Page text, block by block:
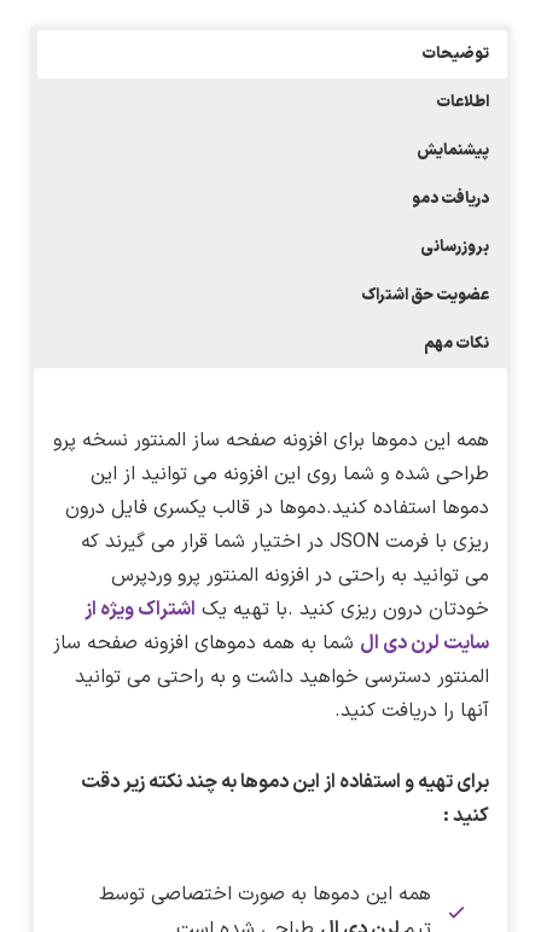
توضیحات
اطلاعات
پیشنمایش
دریافت دمو
بروزرسانی
عضویت حق اشتراک
نکات مهم
همه این دموها برای افزونه صفحه ساز المنتور نسخه پرو
طراحی شده و شما روی این افزونه می توانید از این
دموها استفاده کنید.دموها در قالب یکسری فایل درون
ریزی با فرمت JSON در اختیار شما قرار می گیرند که
می توانید به راحتی در افزونه المنتور پرو وردپرس
خودتان درون ریزی کنید .با تهیه یک اشتراک ویژه از
سایت لرن دی ال شما به همه دموهای افزونه صفحه ساز
المنتور دسترسی خواهید داشت و به راحتی می توانید
آنها را دریافت کنید.
برای تهیه و استفاده از این دموها به چند نکته زیر دقت
کنید :
همه این دموها به صورت اختصاصی توسط